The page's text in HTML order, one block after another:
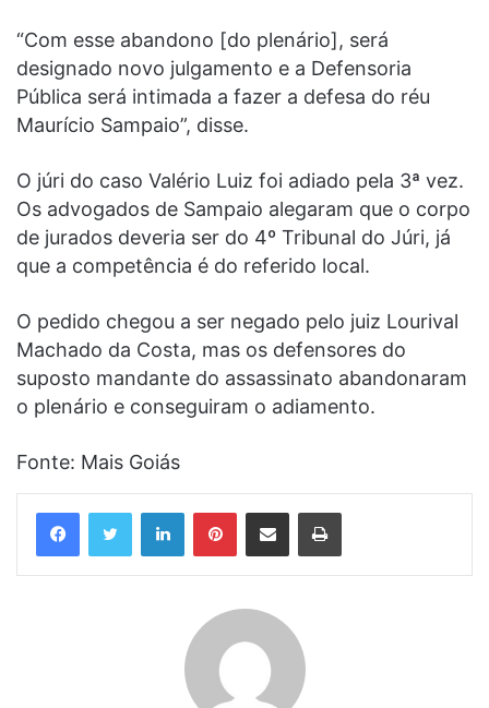
“Com esse abandono [do plenário], será
designado novo julgamento e a Defensoria
Pública será intimada a fazer a defesa do réu
Maurício Sampaio”, disse.
O júri do caso Valério Luiz foi adiado pela 3ª vez.
Os advogados de Sampaio alegaram que o corpo
de jurados deveria ser do 4º Tribunal do Júri, já
que a competência é do referido local.
O pedido chegou a ser negado pelo juiz Lourival
Machado da Costa, mas os defensores do
suposto mandante do assassinato abandonaram
o plenário e conseguiram o adiamento.
Fonte: Mais Goiás
LinkedinPinterestCompartilhar via e-mail Imprimir